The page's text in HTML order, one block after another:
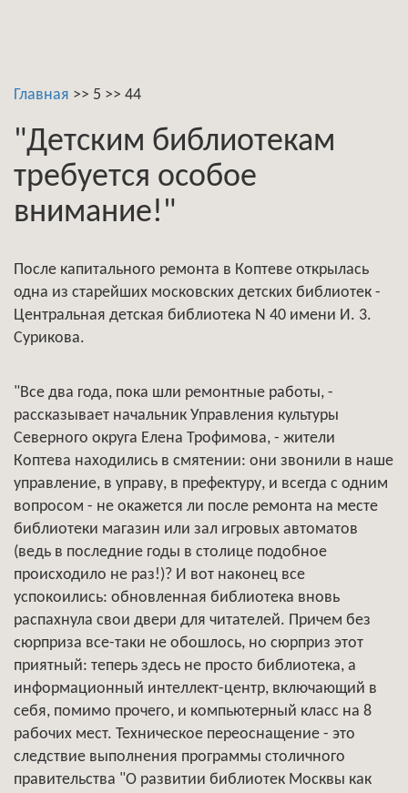
Главная >> 5 >> 44
"Детским библиотекам
требуется особое
внимание!"
После капитального ремонта в Коптеве открылась
одна из старейших московских детских библиотек -
Центральная детская библиотека N 40 имени И. 3.
Сурикова.
"Все два года, пока шли ремонтные работы, -
рассказывает начальник Управления культуры
Северного округа Елена Трофимова, - жители
Коптева находились в смятении: они звонили в наше
управление, в управу, в префектуру, и всегда с одним
вопросом - не окажется ли после ремонта на месте
библиотеки магазин или зал игровых автоматов
(ведь в последние годы в столице подобное
происходило не раз!)? И вот наконец все
успокоились: обновленная библиотека вновь
распахнула свои двери для читателей. Причем без
сюрприза все-таки не обошлось, но сюрприз этот
приятный: теперь здесь не просто библиотека, а
информационный интеллект-центр, включающий в
себя, помимо прочего, и компьютерный класс на 8
рабочих мест. Техническое переоснащение - это
следствие выполнения программы столичного
правительства "О развитии библиотек Москвы как